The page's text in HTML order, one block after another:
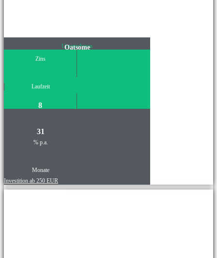
Unternehmen
Oatsome
Zins
Laufzeit
8
31
% p.a.
Monate
Investition ab 250 EUR